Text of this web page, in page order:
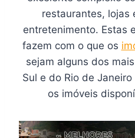
restaurantes, lojas
entretenimento. Estas
fazem com o que os
sejam alguns dos
Sul e do Rio de
os imóveis